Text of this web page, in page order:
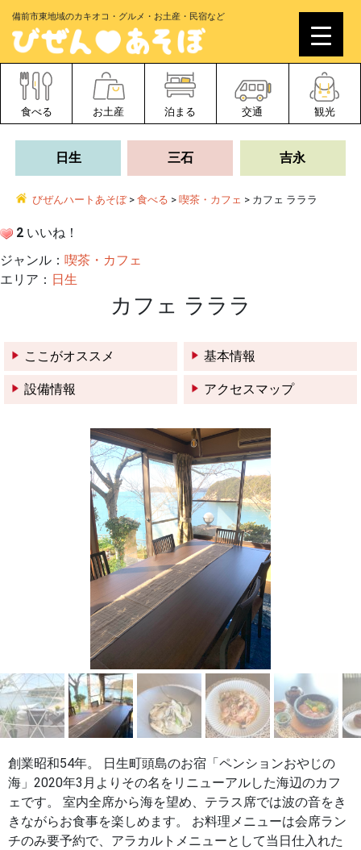
備前市東地域のカキオコ・グルメ・お土産・民宿など
食べる お土産 泊まる 交通 観光
日生 三石 吉永
びぜんハートあそぼ> 食べる > 喫茶・カフェ > カフェ ラララ
2 いいね！
ジャンル： 喫茶・カフェ
エリア： 日生
カフェ ラララ
ここがオススメ 基本情報
設備情報 アクセスマップ
創業昭和54年。 日生町頭島のお宿「ペンションおやじの
海」2020年3月よりその名をリニューアルした海辺のカフ
ェです。 室内全席から海を望め、テラス席では波の音をき
きながらお食事を楽しめます。 お料理メニューは会席ラン
チのみ要予約で、アラカルトメニューとして当日仕入れた